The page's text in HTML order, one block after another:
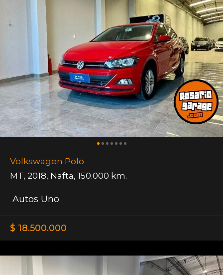
Volkswagen Polo
MT, 2018, Nafta, 150.000 km.
Autos Uno
$ 18.500.000